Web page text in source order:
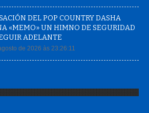
DEL POP COUNTRY DASHA
«MEMO» UN HIMNO DE SEGURIDAD
ADELANTE
de 2026 às 23:26:11